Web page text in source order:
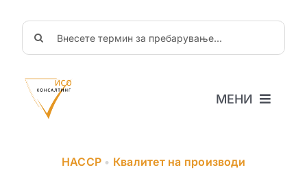
content
Search
for:
МЕНИ
Новости
HACCP • Квалитет на производи